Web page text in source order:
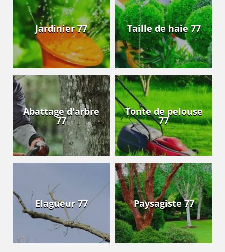
Jardinier 77 Taille de haie 77
Abattage d'arbre
77
Tonte de pelouse
77
Elagueur 77 Paysagiste 77